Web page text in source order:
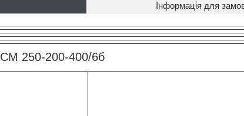
Інформація для
250-200-400/6б